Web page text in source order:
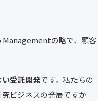
の略で、顧客
受託開発です。私たちの
ビジネスの発展ですか